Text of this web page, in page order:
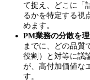
て捉え、どこに「
るかを特定する視
めます。
PM業務の分散を
までに、どの品質
役割）と対等に議
が、高付加価値な
す。